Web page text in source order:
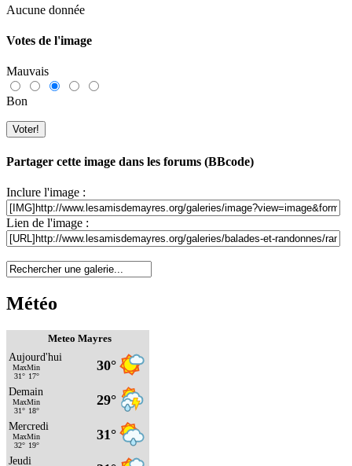
Aucune donnée
Votes de l'image
Mauvais
Bon
Partager cette image dans les forums (BBcode)
Inclure l'image :
Lien de l'image :
Météo
Meteo Mayres